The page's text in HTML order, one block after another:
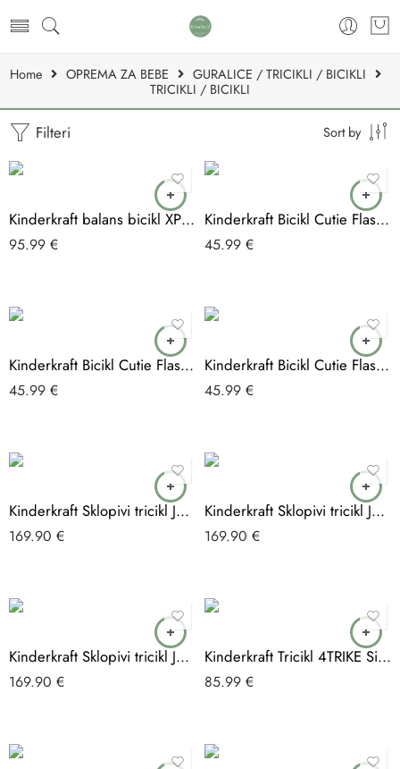
Home OPREMA ZA BEBE
GURALICE / TRICIKLI / BICIKLI
TRICIKLI / BICIKLI
Filteri Sort by
Kinderkraft balans bicikl XPLOIT, Turquoise
95.99 €
Kinderkraft Bicikl Cutie Flash, Blue
45.99 €
Kinderkraft Bicikl Cutie Flash, Green
45.99 €
Kinderkraft Bicikl Cutie Flash, Pink
45.99 €
Kinderkraft Sklopivi tricikl JAZZ 2, Green
169.90 €
Kinderkraft Sklopivi tricikl JAZZ 2, Grey
169.90 €
Kinderkraft Sklopivi tricikl JAZZ 2, Pink
169.90 €
Kinderkraft Tricikl 4TRIKE Silver Grey
85.99 €